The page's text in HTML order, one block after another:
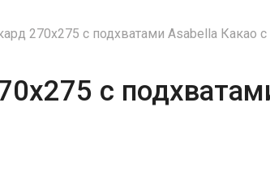
270х275 с подхватами Asabella Какао
с